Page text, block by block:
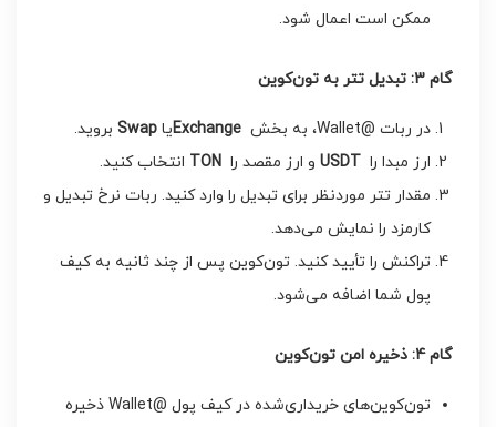
ممکن است اعمال شود.
گام 3: تبدیل تتر به تون‌کوین
در ربات @Wallet، به بخش Exchangeیا Swap بروید.
ارز مبدا را
USDT و ارز مقصد را TON انتخاب کنید.
مقدار تتر موردنظر برای تبدیل را وارد کنید. ربات نرخ تبدیل و
کارمزد را نمایش می‌دهد.
تراکنش را تأیید کنید. تون‌کوین پس از چند ثانیه به کیف
پول شما اضافه می‌شود.
گام 4: ذخیره امن تون‌کوین
تون‌کوین‌های خریداری‌شده در کیف پول @Wallet ذخیره